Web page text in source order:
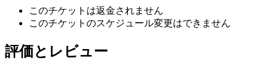
このチケットは返金されません
このチケットのスケジュール変更はできません
評価とレビュー